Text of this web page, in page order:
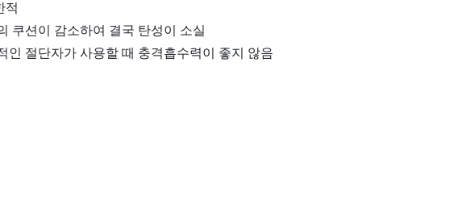
적
쿠션이 감소하여 결국 탄성이 소실
인 절단자가 사용할 때 충격흡수력이 좋지 않음